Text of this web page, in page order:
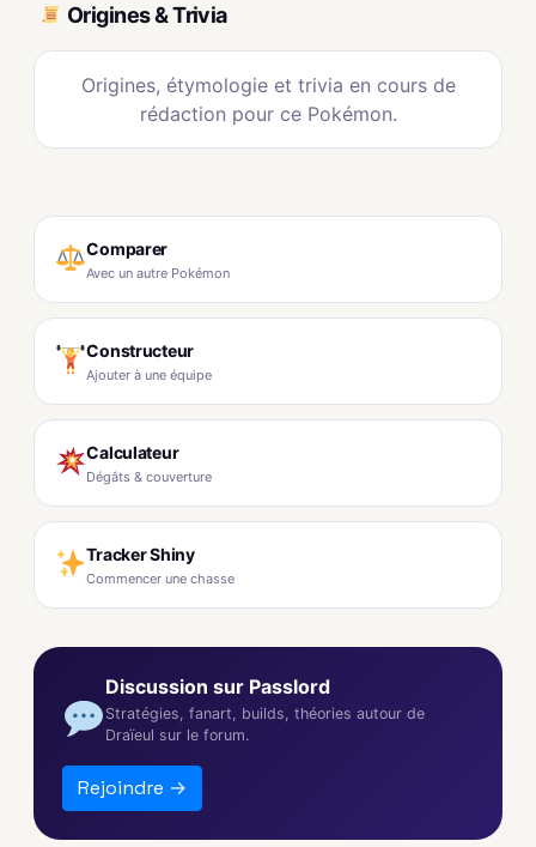
Origines & Trivia
Origines, étymologie et trivia en cours de
rédaction pour ce Pokémon.
Comparer
Avec un autre Pokémon
Constructeur
Ajouter à une équipe
Calculateur
Dégâts & couverture
Tracker Shiny
Commencer une chasse
Discussion sur Passlord
Stratégies, fanart, builds, théories autour de
Draïeul sur le forum.
Rejoindre →